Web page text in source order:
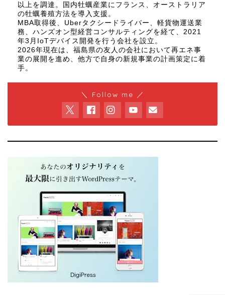
以上を調達。国内牡蠣産業にフランス、オーストラリア
の牡蠣養殖方法を導入支援。
MBA取得後、Uberタクシードライバー、軽貨物運送業
務、ハンズオン型経営コンサルティングを経て、2021
年3月IoTデバイス開発を行う会社を設立。
2026年現在は、福島県の友人の会社において再エネ事
業の展開を進め、他方で自身の新規事業の計画策定に着
手。
＼ Follow me ／